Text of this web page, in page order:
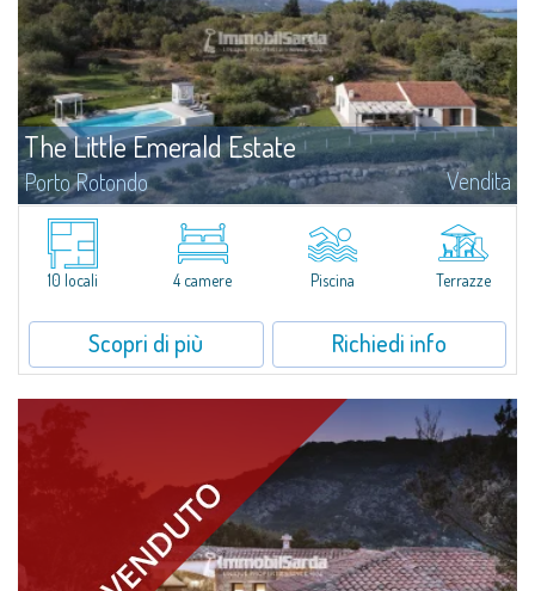
The Little Emerald Estate
Porto Rotondo Vendita
Tenuta con villa e stazzo indipendente con piscina panoramica - Cugnana,
Porto RotondoNel cuore delle colline di Cugnana, a pochi minuti da Porto
Rotondo e dalle più belle spiagge della Costa Smeralda, proponiamo in...
10 locali
4 camere Piscina Terrazze
Scopri di più Richiedi info